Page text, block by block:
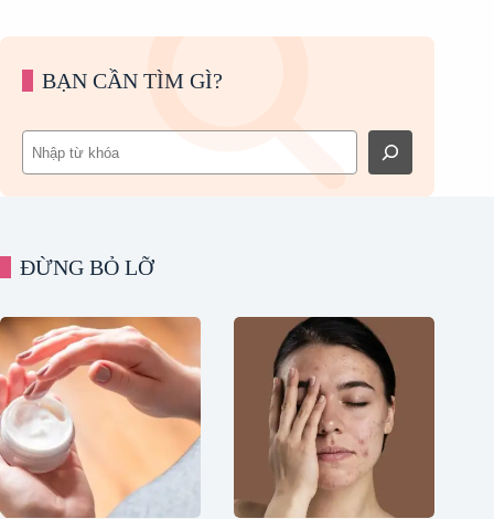
BẠN CẦN TÌM GÌ?
Tìm
kiếm
ĐỪNG BỎ LỠ